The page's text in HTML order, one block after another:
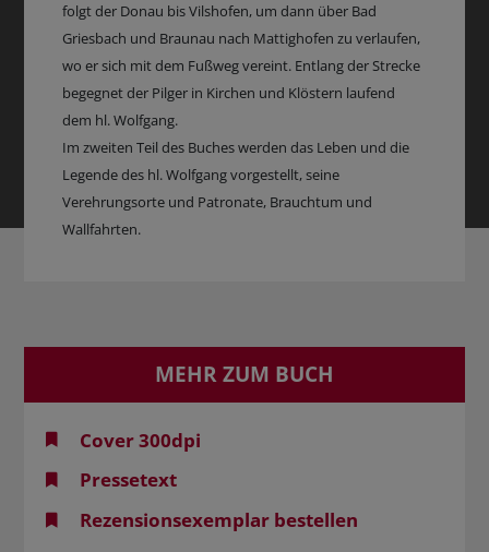
folgt der Donau bis Vilshofen, um dann über Bad
Griesbach und Braunau nach Mattighofen zu verlaufen,
wo er sich mit dem Fußweg vereint. Entlang der Strecke
begegnet der Pilger in Kirchen und Klöstern laufend
dem hl. Wolfgang.
Im zweiten Teil des Buches werden das Leben und die
Legende des hl. Wolfgang vorgestellt, seine
Verehrungsorte und Patronate, Brauchtum und
Wallfahrten.
MEHR ZUM BUCH
Cover 300dpi
Pressetext
Rezensionsexemplar bestellen